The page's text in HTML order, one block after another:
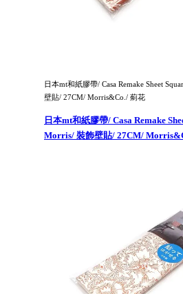
日本mt和紙膠帶/ Casa Remake Sheet
壁貼/ 27CM/ Morris&Co./ 薊花
日本mt和紙膠帶/ Casa Remake
Morris/ 裝飾壁貼/ 27CM/